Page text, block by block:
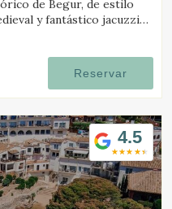
de Begur, de estilo
y fantástico jacuzzi
Reservar
4.5